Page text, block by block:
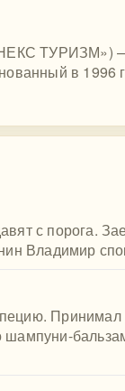
ТУРИЗМ»)
в 1996
с порога.
Владимир
шампуни-